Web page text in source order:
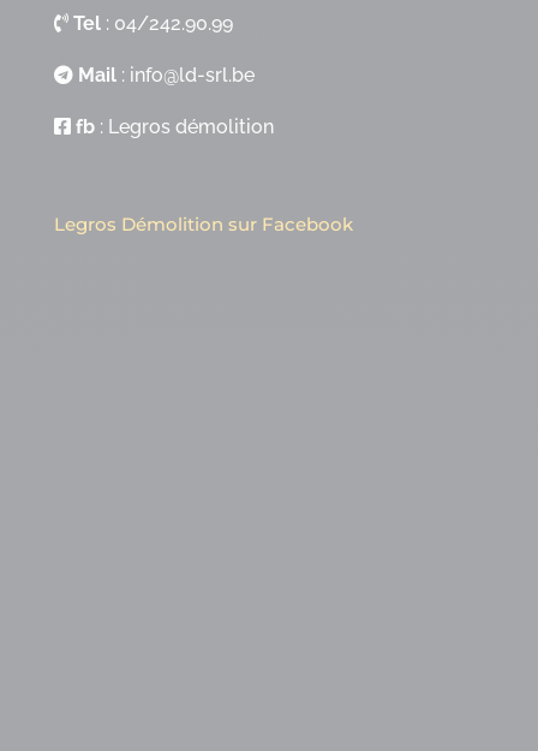
Tel: 04/242.90.99
Mail: info@ld-srl.be
fb: Legros démolition
Legros Démolition sur Facebook